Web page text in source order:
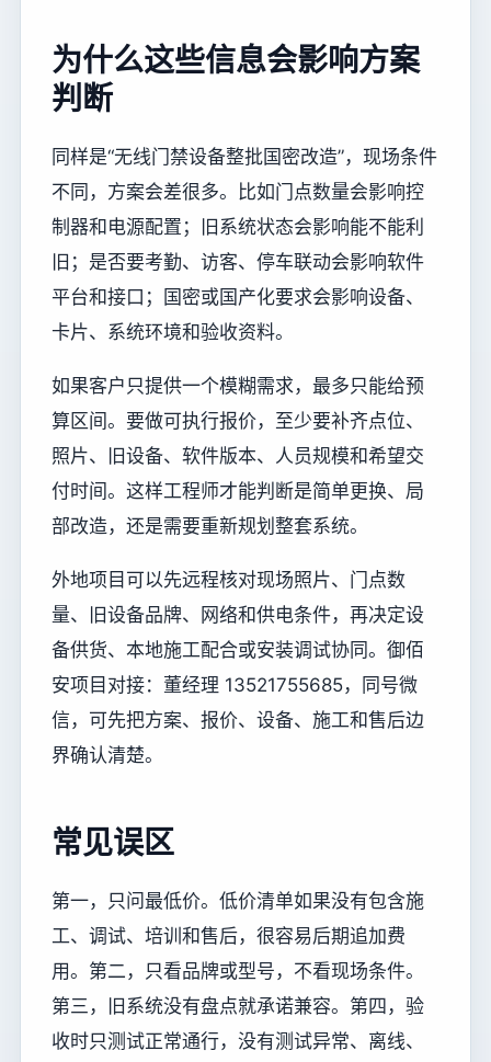
为什么这些信息会影响方案
判断
同样是“无线门禁设备整批国密改造”，现场条件
不同，方案会差很多。比如门点数量会影响控
制器和电源配置；旧系统状态会影响能不能利
旧；是否要考勤、访客、停车联动会影响软件
平台和接口；国密或国产化要求会影响设备、
卡片、系统环境和验收资料。
如果客户只提供一个模糊需求，最多只能给预
算区间。要做可执行报价，至少要补齐点位、
照片、旧设备、软件版本、人员规模和希望交
付时间。这样工程师才能判断是简单更换、局
部改造，还是需要重新规划整套系统。
外地项目可以先远程核对现场照片、门点数
量、旧设备品牌、网络和供电条件，再决定设
备供货、本地施工配合或安装调试协同。御佰
安项目对接：董经理 13521755685，同号微
信，可先把方案、报价、设备、施工和售后边
界确认清楚。
常见误区
第一，只问最低价。低价清单如果没有包含施
工、调试、培训和售后，很容易后期追加费
用。第二，只看品牌或型号，不看现场条件。
第三，旧系统没有盘点就承诺兼容。第四，验
收时只测试正常通行，没有测试异常、离线、